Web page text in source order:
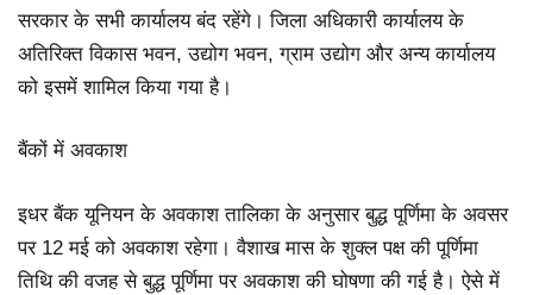
सरकार के सभी कार्यालय बंद रहेंगे। जिला अधिकारी कार्यालय के
अतिरिक्त विकास भवन, उद्योग भवन, ग्राम उद्योग और अन्य कार्यालय
को इसमें शामिल किया गया है।
बैंकों में अवकाश
इधर बैंक यूनियन के अवकाश तालिका के अनुसार बुद्ध पूर्णिमा के अवसर
पर 12 मई को अवकाश रहेगा। वैशाख मास के शुक्ल पक्ष की पूर्णिमा
तिथि की वजह से बुद्ध पूर्णिमा पर अवकाश की घोषणा की गई है। ऐसे में